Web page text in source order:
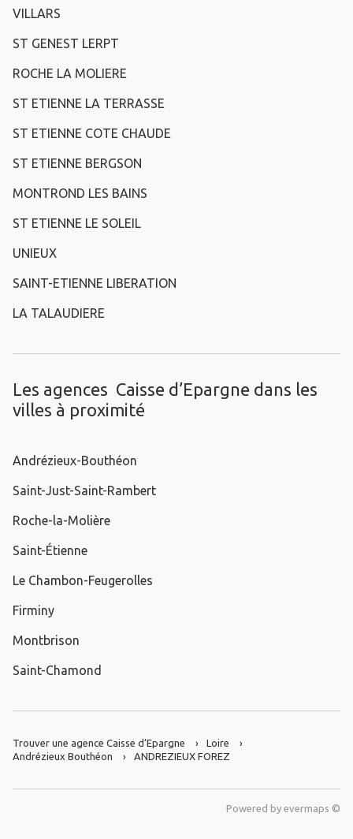
VILLARS
ST GENEST LERPT
ROCHE LA MOLIERE
ST ETIENNE LA TERRASSE
ST ETIENNE COTE CHAUDE
ST ETIENNE BERGSON
MONTROND LES BAINS
ST ETIENNE LE SOLEIL
UNIEUX
SAINT-ETIENNE LIBERATION
LA TALAUDIERE
Les agences Caisse d’Epargne dans les
villes à proximité
Andrézieux-Bouthéon
Saint-Just-Saint-Rambert
Roche-la-Molière
Saint-Étienne
Le Chambon-Feugerolles
Firminy
Montbrison
Saint-Chamond
Trouver une agence Caisse d’Epargne
Loire
Andrézieux Bouthéon
ANDREZIEUX FOREZ
Powered by evermaps ©